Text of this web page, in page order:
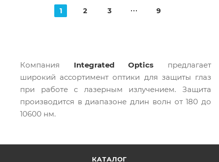
1 2 3 9
Компания Integrated Optics предлагает
широкий ассортимент оптики для защиты глаз
при работе с лазерным излучением. Защита
производится в диапазоне длин волн от 180 до
10600 нм.
КАТАЛОГ